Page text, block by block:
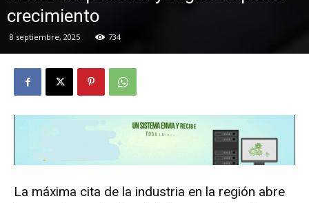
crecimiento
8 septiembre, 2025 734
La máxima cita de la industria en la región abre